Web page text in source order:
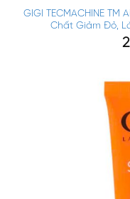
GIGI TECMACHINE TM
Chất Giảm Đỏ,